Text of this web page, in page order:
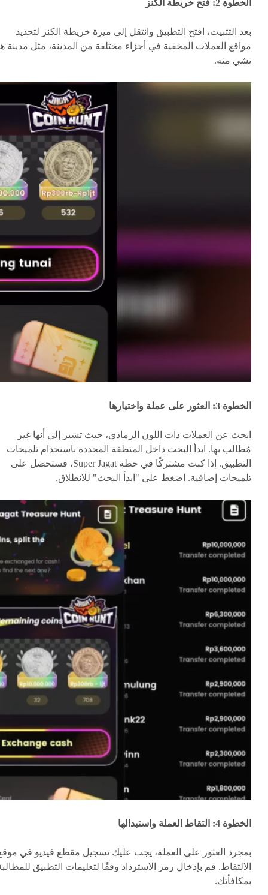
الخطوة 2: فتح خريطة الكنز
بعد التثبيت، افتح التطبيق وانتقل إلى ميزة خريطة الكنز لتحديد
مواقع العملات المخفية في أجزاء مختلفة من المدينة، مثل مدينة
تشي منه.
الخطوة 3: العثور على عملة واختيارها
ابحث عن العملات ذات اللون الرمادي، حيث تشير إلى أنها غير
مُطالب بها. ابدأ البحث داخل المنطقة المحددة باستخدام تلميحات
التطبيق. إذا كنت مشتركًا في خطة Super Jagat، فستحصل على
تلميحات إضافية. اضغط على "ابدأ البحث" للانطلاق.
الخطوة 4: التقاط العملة واستبدالها
بمجرد العثور على العملة، يجب عليك تسجيل مقطع فيديو في
الالتقاط. قم بإدخال رمز الاسترداد وفقًا لتعليمات التطبيق
بمكافأتك.